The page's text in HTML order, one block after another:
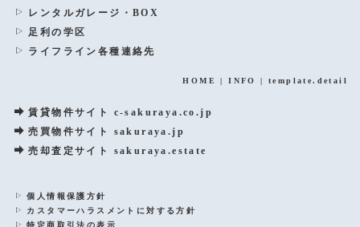
レンタルガレージ・BOX
足利の学区
ライフライン各種連絡先
HOME |INFO | template.detail
賃貸物件サイト c-sakuraya.co.jp
売買物件サイト sakuraya.jp
売却査定サイト sakuraya.estate
個人情報保護方針
カスタマーハラスメントに対する方針